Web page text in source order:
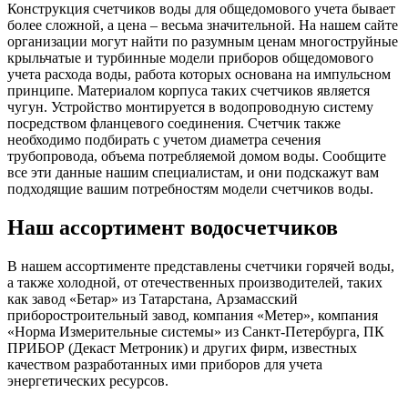
Конструкция счетчиков воды для общедомового учета бывает
более сложной, а цена – весьма значительной. На нашем сайте
организации могут найти по разумным ценам многоструйные
крыльчатые и турбинные модели приборов общедомового
учета расхода воды, работа которых основана на импульсном
принципе. Материалом корпуса таких счетчиков является
чугун. Устройство монтируется в водопроводную систему
посредством фланцевого соединения. Счетчик также
необходимо подбирать с учетом диаметра сечения
трубопровода, объема потребляемой домом воды. Сообщите
все эти данные нашим специалистам, и они подскажут вам
подходящие вашим потребностям модели счетчиков воды.
Наш ассортимент водосчетчиков
В нашем ассортименте представлены счетчики горячей воды,
а также холодной, от отечественных производителей, таких
как завод «Бетар» из Татарстана, Арзамасский
приборостроительный завод, компания «Метер», компания
«Норма Измерительные системы» из Санкт-Петербурга, ПК
ПРИБОР (Декаст Метроник) и других фирм, известных
качеством разработанных ими приборов для учета
энергетических ресурсов.